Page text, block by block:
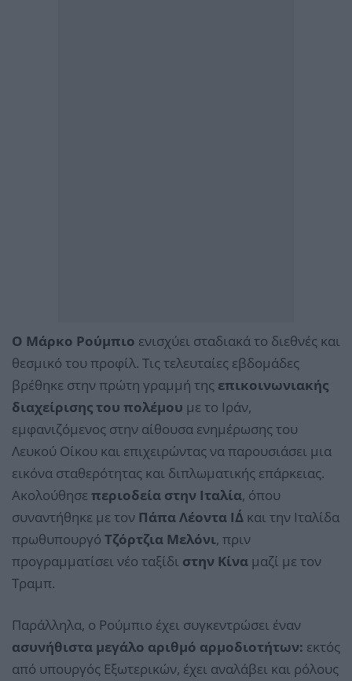
Ο Μάρκο Ρούμπιο ενισχύει σταδιακά το διεθνές και
θεσμικό του προφίλ. Τις τελευταίες εβδομάδες
βρέθηκε στην πρώτη γραμμή της επικοινωνιακής
διαχείρισης του πολέμου με το Ιράν,
εμφανιζόμενος στην αίθουσα ενημέρωσης του
Λευκού Οίκου και επιχειρώντας να παρουσιάσει μια
εικόνα σταθερότητας και διπλωματικής επάρκειας.
Ακολούθησε περιοδεία στην Ιταλία, όπου
συναντήθηκε με τον Πάπα Λέοντα ΙΔ΄ και την Ιταλίδα
πρωθυπουργό Τζόρτζια Μελόνι, πριν
προγραμματίσει νέο ταξίδι στην Κίνα μαζί με τον
Τραμπ.
Παράλληλα, ο Ρούμπιο έχει συγκεντρώσει έναν
ασυνήθιστα μεγάλο αριθμό αρμοδιοτήτων: εκτός
από υπουργός Εξωτερικών, έχει αναλάβει και ρόλους